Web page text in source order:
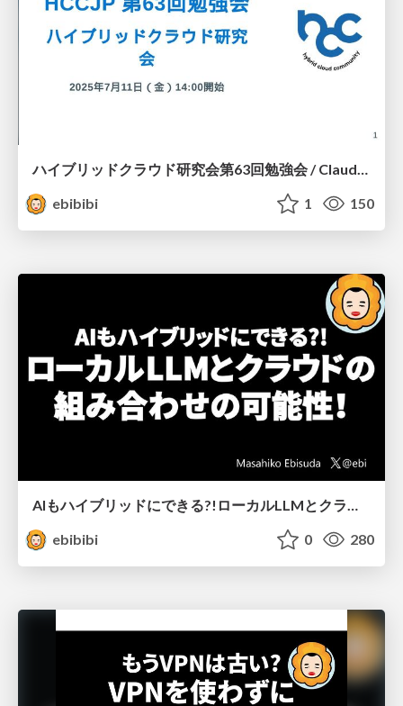
ハイブリッドクラウド研究会第63回勉強会 / ClaudeCode×Azure, GeminiCLI×Azure
ebibibi
1 150
ebibibi
0 280